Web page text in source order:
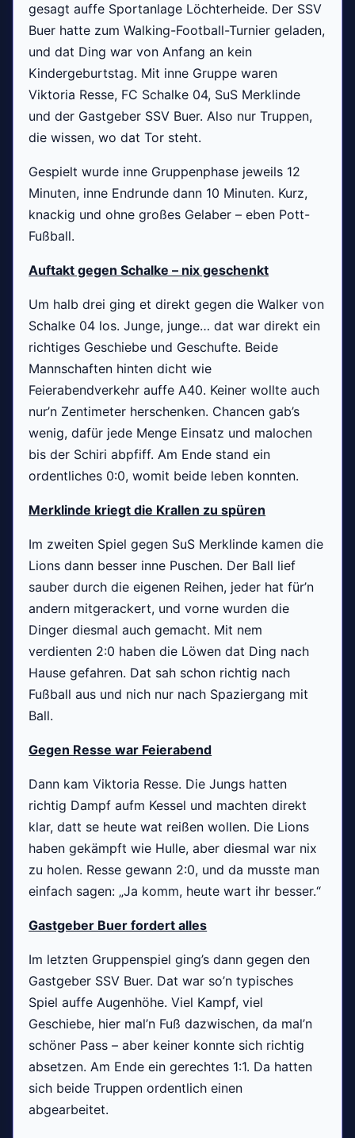
gesagt auffe Sportanlage Löchterheide. Der SSV
Buer hatte zum Walking-Football-Turnier geladen,
und dat Ding war von Anfang an kein
Kindergeburtstag. Mit inne Gruppe waren
Viktoria Resse, FC Schalke 04, SuS Merklinde
und der Gastgeber SSV Buer. Also nur Truppen,
die wissen, wo dat Tor steht.
Gespielt wurde inne Gruppenphase jeweils 12
Minuten, inne Endrunde dann 10 Minuten. Kurz,
knackig und ohne großes Gelaber – eben Pott-
Fußball.
Auftakt gegen Schalke – nix geschenkt
Um halb drei ging et direkt gegen die Walker von
Schalke 04 los. Junge, junge… dat war direkt ein
richtiges Geschiebe und Geschufte. Beide
Mannschaften hinten dicht wie
Feierabendverkehr auffe A40. Keiner wollte auch
nur’n Zentimeter herschenken. Chancen gab’s
wenig, dafür jede Menge Einsatz und malochen
bis der Schiri abpfiff. Am Ende stand ein
ordentliches 0:0, womit beide leben konnten.
Merklinde kriegt die Krallen zu spüren
Im zweiten Spiel gegen SuS Merklinde kamen die
Lions dann besser inne Puschen. Der Ball lief
sauber durch die eigenen Reihen, jeder hat für’n
andern mitgerackert, und vorne wurden die
Dinger diesmal auch gemacht. Mit nem
verdienten 2:0 haben die Löwen dat Ding nach
Hause gefahren. Dat sah schon richtig nach
Fußball aus und nich nur nach Spaziergang mit
Ball.
Gegen Resse war Feierabend
Dann kam Viktoria Resse. Die Jungs hatten
richtig Dampf aufm Kessel und machten direkt
klar, datt se heute wat reißen wollen. Die Lions
haben gekämpft wie Hulle, aber diesmal war nix
zu holen. Resse gewann 2:0, und da musste man
einfach sagen: „Ja komm, heute wart ihr besser.“
Gastgeber Buer fordert alles
Im letzten Gruppenspiel ging’s dann gegen den
Gastgeber SSV Buer. Dat war so’n typisches
Spiel auffe Augenhöhe. Viel Kampf, viel
Geschiebe, hier mal’n Fuß dazwischen, da mal’n
schöner Pass – aber keiner konnte sich richtig
absetzen. Am Ende ein gerechtes 1:1. Da hatten
sich beide Truppen ordentlich einen
abgearbeitet.